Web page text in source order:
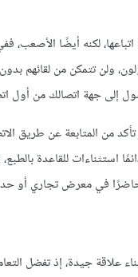
ولن تتمكن من لقائهم
إلى جهة اتصالك من أول
من المتابعة عن طريق
للقاعدة
حاضرًا في معرض تجاري
علاقة جيدة، إذ تفضل